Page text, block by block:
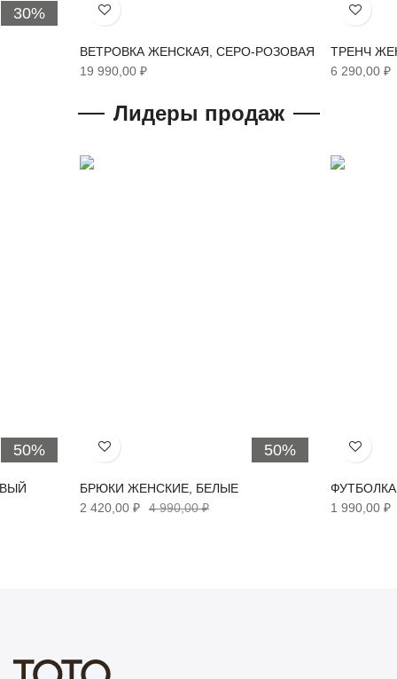
30% Хочу!
ВЕТРОВКА ЖЕНСКАЯ, СЕРО-РОЗОВАЯ
19 990,00 ₽
Хочу!
ТРЕНЧ
6 290,00 ₽
Лидеры продаж
50% 50%
Хочу!
БРЮКИ ЖЕНСКИЕ, БЕЛЫЕ
2 420,00 ₽
4 990,00 ₽
Хочу!
1 990,00 ₽